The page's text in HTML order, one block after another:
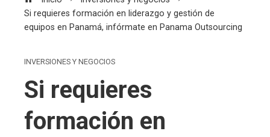
Si requieres formación en liderazgo y gestión de
equipos en Panamá, infórmate en Panama Outsourcing
INVERSIONES Y NEGOCIOS
Si requieres
formación en